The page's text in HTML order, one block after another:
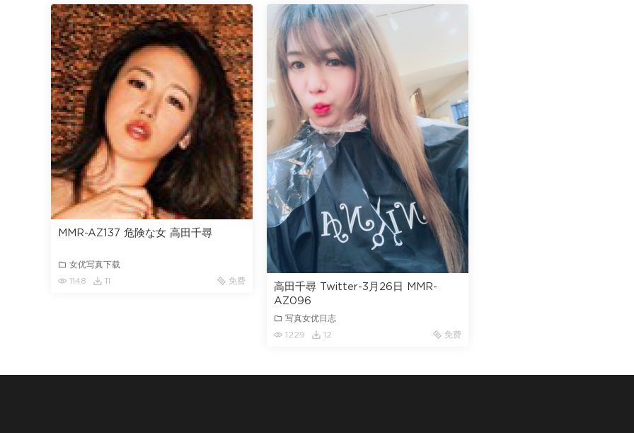
MMR-AZ137 危険な女 高田千尋
女优写真下载
1148
11 免费
高田千尋 Twitter-3月26日 MMR-
AZ096
写真女优日志
1229
12 免费